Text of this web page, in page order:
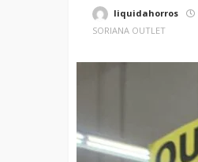
liquidahorros
SORIANA OUTLET